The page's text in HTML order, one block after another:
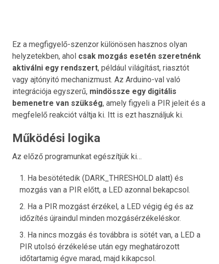
Ez a megfigyelő-szenzor különösen hasznos olyan
helyzetekben, ahol csak mozgás esetén szeretnénk
aktiválni egy rendszert, például világítást, riasztót
vagy ajtónyitó mechanizmust. Az Arduino-val való
integrációja egyszerű, mindössze egy digitális
bemenetre van szükség, amely figyeli a PIR jeleit és a
megfelelő reakciót váltja ki. Itt is ezt használjuk ki.
Működési logika
Az előző programunkat egészítjük ki…
Ha besötétedik (DARK_THRESHOLD alatt) és
mozgás van a PIR előtt, a LED azonnal bekapcsol.
Ha a PIR mozgást érzékel, a LED végig ég és az
időzítés újraindul minden mozgásérzékeléskor.
Ha nincs mozgás és továbbra is sötét van, a LED a
PIR utolsó érzékelése után egy meghatározott
időtartamig égve marad, majd kikapcsol.